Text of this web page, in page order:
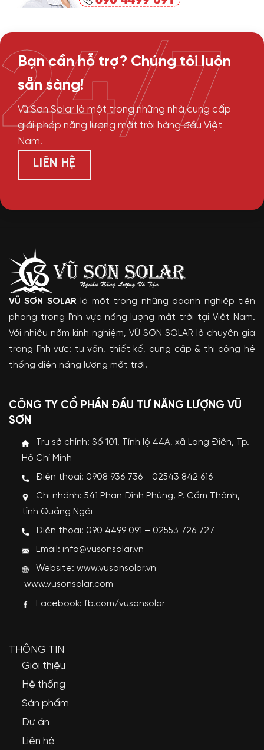
Bạn cần hỗ trợ? Chúng tôi luôn
sẵn sàng!
Vũ Sơn Solar là một trong những nhà cung cấp
giải pháp năng lượng mặt trời hàng đầu Việt
Nam.
LIÊN HỆ
24/7
VŨ SƠN SOLAR là một trong những doanh nghiệp tiên
phong trong lĩnh vực năng lượng mặt trời tại Việt Nam.
Với nhiều năm kinh nghiệm, VŨ SƠN SOLAR là chuyên gia
trong lĩnh vực: tư vấn, thiết kế, cung cấp & thi công hệ
thống điện năng lượng mặt trời.
CÔNG TY CỔ PHẦN ĐẦU TƯ NĂNG LƯỢNG VŨ
SƠN
Trụ sở chính: Số 101, Tỉnh lộ 44A, xã Long Điền, Tp.
Hồ Chí Minh
Điện thoại: 0908 936 736 - 02543 842 616
Chi nhánh: 541 Phan Đình Phùng, P. Cẩm Thành,
tỉnh Quảng Ngãi
Điện thoại: 090 4499 091 – 02553 726 727
Email: info@vusonsolar.vn
Website:www.vusonsolar.vn
www.vusonsolar.com
Facebook: fb.com/vusonsolar
THÔNG TIN
Giới thiệu
Hệ thống
Sản phẩm
Dự án
Liên hệ